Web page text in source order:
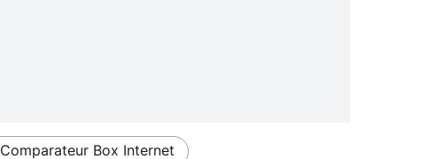
Comparateur Box Internet